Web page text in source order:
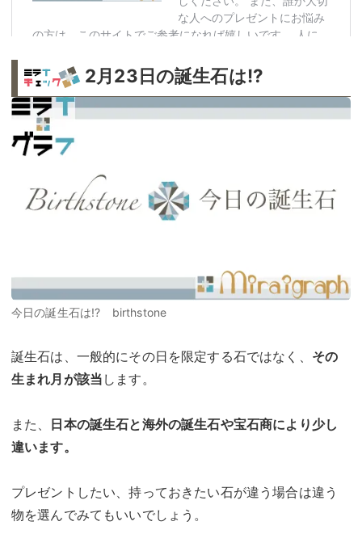
2月23日の誕生石は!?
今日の誕生石は!? birthstone
誕生石は、一般的にその日を限定する石ではなく、 その
生まれ月が該当 します。
また、
日本の誕生石と海外の誕生石や宝石商により少し
違います。
プレゼントしたい、持っておきたい石が違う場合は違う
物を選んでみてもいいでしょう。